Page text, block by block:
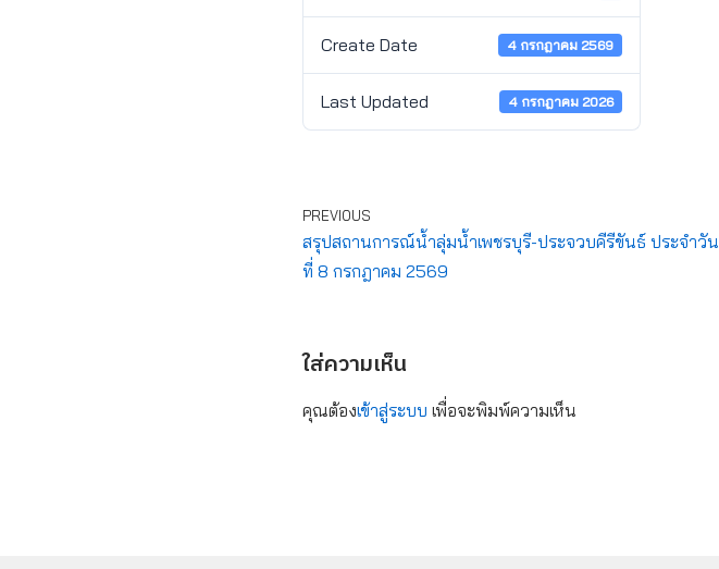
Create Date 4 กรกฎาคม 2569
Last Updated 4 กรกฎาคม 2026
PREVIOUS
สรุปสถานการณ์น้ำลุ่มน้ำเพชรบุรี-ประจวบคีรีขันธ์ ประจำวัน
ที่ 8 กรกฎาคม 2569
ใส่ความเห็น
คุณต้องเข้าสู่ระบบ เพื่อจะพิมพ์ความเห็น